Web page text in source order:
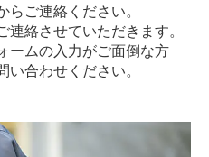
ご連絡ください。
絡させていただきます。
ームの入力がご面倒な方
い合わせください。